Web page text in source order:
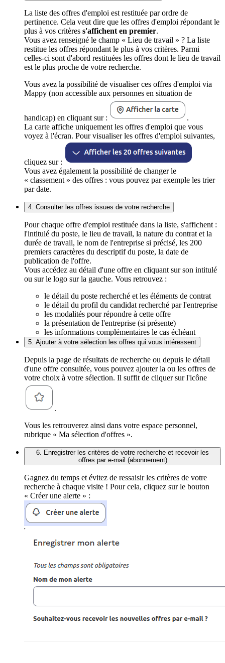
La liste des offres d'emploi est restituée par ordre de
pertinence. Cela veut dire que les offres d'emploi répondant le
plus à vos critères s'affichent en premier.
Vous avez renseigné le champ « Lieu de travail » ? La liste
restitue les offres répondant le plus à vos critères. Parmi
celles-ci sont d'abord restituées les offres dont le lieu de travail
est le plus proche de votre recherche.
Vous avez la possibilité de visualiser ces offres d'emploi via
Mappy (non accessible aux personnes en situation de
handicap) en cliquant sur :
.
La carte affiche uniquement les offres d'emploi que vous
voyez à l'écran. Pour visualiser les offres d'emploi suivantes,
cliquez sur :
Vous avez également la possibilité de changer le
« classement » des offres : vous pouvez par exemple les trier
par date.
4. Consulter les offres issues de votre recherche
Pour chaque offre d'emploi restituée dans la liste, s'affichent :
l'intitulé du poste, le lieu de travail, la nature du contrat et la
durée de travail, le nom de l'entreprise si précisé, les 200
premiers caractères du descriptif du poste, la date de
publication de l'offre.
Vous accédez au détail d'une offre en cliquant sur son intitulé
ou sur le logo sur la gauche. Vous retrouvez :
le détail du poste recherché et les éléments de contrat
le détail du profil du candidat recherché par l'entreprise
les modalités pour répondre à cette offre
la présentation de l'entreprise (si présente)
les informations complémentaires le cas échéant
5. Ajouter à votre sélection les offres qui vous intéressent
Depuis la page de résultats de recherche ou depuis le détail
d'une offre consultée, vous pouvez ajouter la ou les offres de
votre choix à votre sélection. Il suffit de cliquer sur l'icône
.
Vous les retrouverez ainsi dans votre espace personnel,
rubrique « Ma sélection d'offres ».
6. Enregistrer les critères de votre recherche et recevoir les
offres par e-mail (abonnement)
Gagnez du temps et évitez de ressaisir les critères de votre
recherche à chaque visite ! Pour cela, cliquez sur le bouton
« Créer une alerte » :